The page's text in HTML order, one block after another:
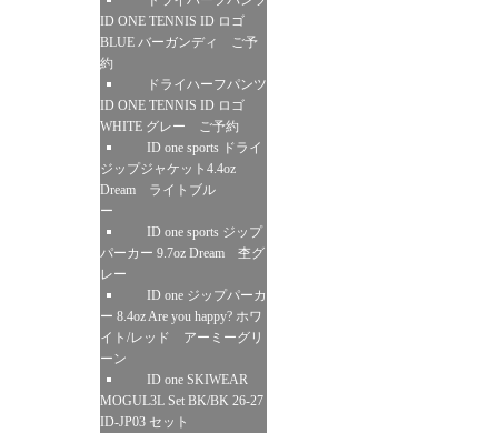
ID ONE TENNIS ID ロゴ
BLUE バーガンディ ご予
約
ドライハーフパンツ
ID ONE TENNIS ID ロゴ
WHITE グレー ご予約
ID one sports ドライ
ジップジャケット4.4oz
Dream ライトブル
ー
ID one sports ジップ
パーカー 9.7oz Dream 杢グ
レー
ID one ジップパーカ
ー 8.4oz Are you happy? ホワ
イト/レッド アーミーグリ
ーン
ID one SKIWEAR
MOGUL3L Set BK/BK 26-27
ID-JP03 セット